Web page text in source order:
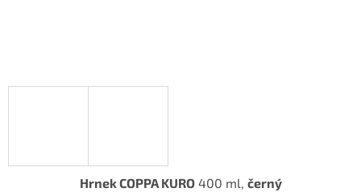
Hrnek COPPA KURO400 ml, černý